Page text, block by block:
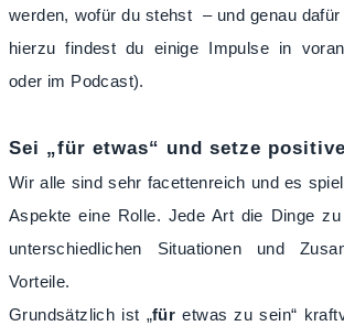
werden, wofür du stehst – und genau
hierzu findest du einige Impulse in
oder im Podcast).
Sei „für etwas“ und setze
Wir alle sind sehr facettenreich und es
Aspekte eine Rolle. Jede Art die Dinge
unterschiedlichen Situationen und
Vorteile.
Grundsätzlich ist „für etwas zu sein“